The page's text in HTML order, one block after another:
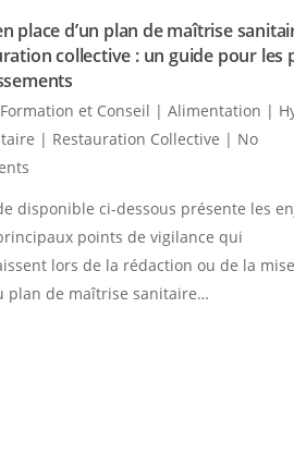
place d’un plan de maîtrise
collective : un guide pour les
Formation et Conseil | Alimentation |
| Restauration Collective | No
disponible ci-dessous présente les
points de vigilance qui
lors de la rédaction ou de la
plan de maîtrise sanitaire…